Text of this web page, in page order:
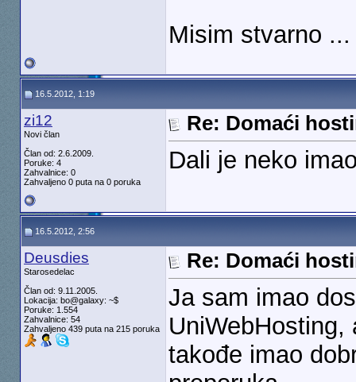
Misim stvarno ...
16.5.2012, 1:19
zi12
Novi član
Član od: 2.6.2009.
Poruke: 4
Zahvalnice: 0
Zahvaljeno 0 puta na 0 poruka
Re: Domaći
Dali je neko
16.5.2012, 2:56
Deusdies
Starosedelac
Član od: 9.11.2005.
Lokacija: bo@galaxy: ~$
Poruke: 1.554
Zahvalnice: 54
Zahvaljeno 439 puta na 215 poruka
Re: Domaći
Ja sam imao
takođe imao